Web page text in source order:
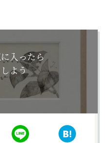
入ったら
よう